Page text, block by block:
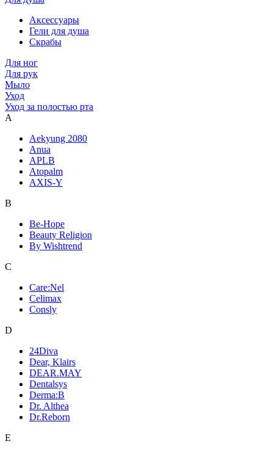
Аксессуары
Гели для душа
Скрабы
Для ног
Для рук
Мыло
Уход
Уход за полостью рта
A
Aekyung 2080
Anua
APLB
Atopalm
AXIS-Y
B
Be-Hope
Beauty Religion
By Wishtrend
C
Care:Nel
Celimax
Consly
D
24Diva
Dear, Klairs
DEAR.MAY
Dentalsys
Derma:B
Dr. Althea
Dr.Reborn
E